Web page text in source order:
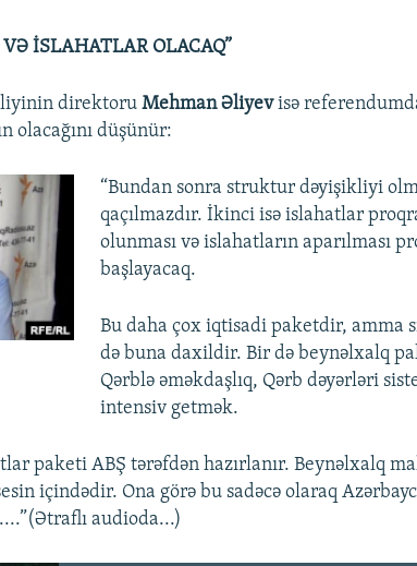
İSLAHATLAR OLACAQ”
direktoruMehman Əliyevisə
olacağını düşünür:
“Bundan sonra struktur dəyişikliyi
qaçılmazdır. İkinci isə islahatlar
olunması və islahatların aparılması
başlayacaq.
Bu daha çox iqtisadi paketdir, amma
də buna daxildir. Bir də beynəlxalq
Qərblə əməkdaşlıq, Qərb dəyərləri
intensiv getmək.
paketi ABŞ tərəfdən hazırlanır. Beynəlxalq
içindədir. Ona görə bu sadəcə olaraq
audioda...)